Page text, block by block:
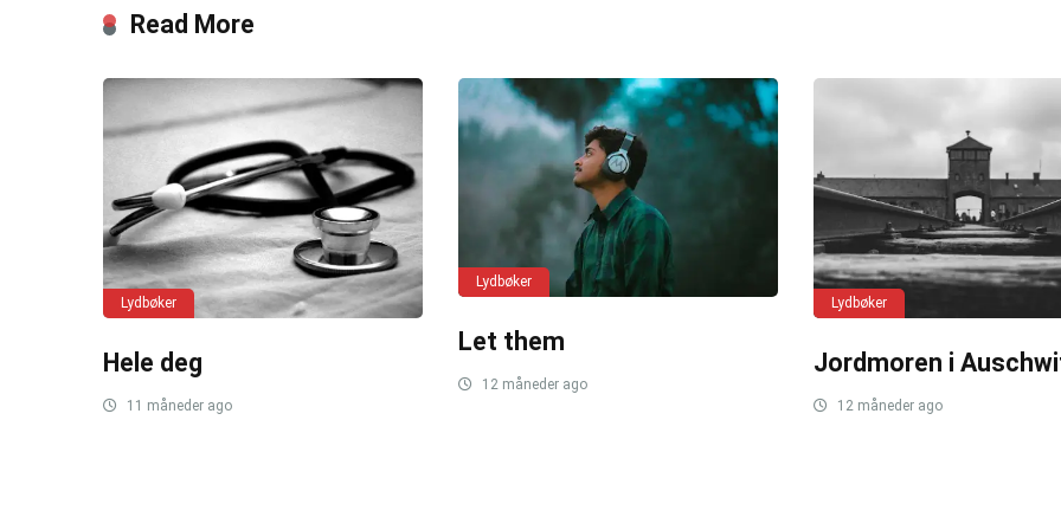
Read More
Lydbøker
Hele deg
11 måneder ago
Lydbøker
Let them
12 måneder ago
Lydbøker
Jordmoren i
12 måneder ago